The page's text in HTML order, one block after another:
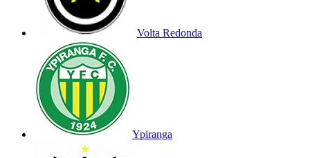
Volta Redonda
Ypiranga